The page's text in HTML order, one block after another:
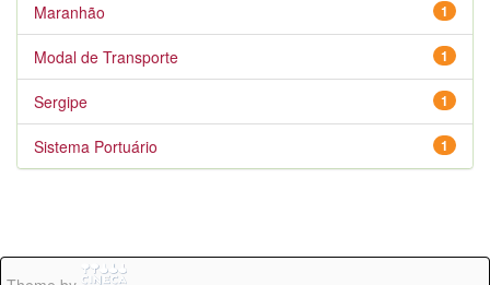
1
Maranhão
1
Modal de Transporte
1
Sergipe
1
Sistema Portuário